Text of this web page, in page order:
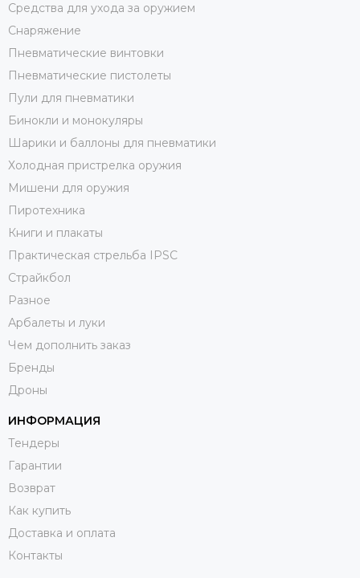
Средства для ухода за оружием
Снаряжение
Пневматические винтовки
Пневматические пистолеты
Пули для пневматики
Бинокли и монокуляры
Шарики и баллоны для пневматики
Холодная пристрелка оружия
Мишени для оружия
Пиротехника
Книги и плакаты
Практическая стрельба IPSC
Страйкбол
Разное
Арбалеты и луки
Чем дополнить заказ
Бренды
Дроны
ИНФОРМАЦИЯ
Тендеры
Гарантии
Возврат
Как купить
Доставка и оплата
Контакты